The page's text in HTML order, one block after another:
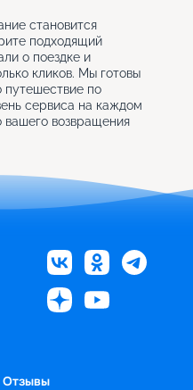
становится
подходящий
о поездке и
кликов. Мы готовы
путешествие по
сервиса на каждом
вашего возвращения
Отзывы